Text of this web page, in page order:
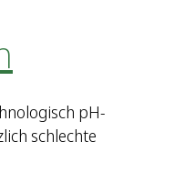
pH-
schlechte